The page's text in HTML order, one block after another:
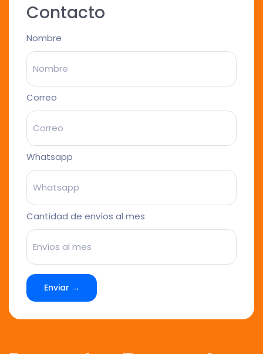
Contacto
Nombre
Correo
Whatsapp
Cantidad de envíos al mes
Enviar →